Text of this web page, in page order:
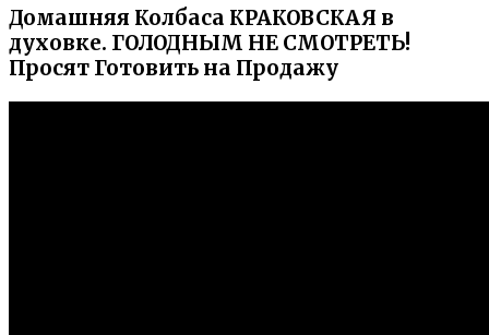
Домашняя Колбаса КРАКОВСКАЯ в
духовке. ГОЛОДНЫМ НЕ СМОТРЕТЬ!
Просят Готовить на Продажу